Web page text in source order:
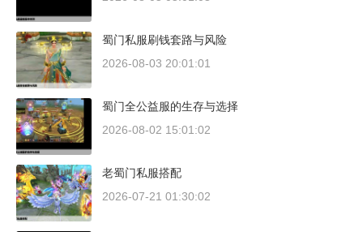
蜀门私服刷钱套路与风险
2026-08-03 20:01:01
蜀门全公益服的生存与选择
2026-08-02 15:01:02
老蜀门私服搭配
2026-07-21 01:30:02